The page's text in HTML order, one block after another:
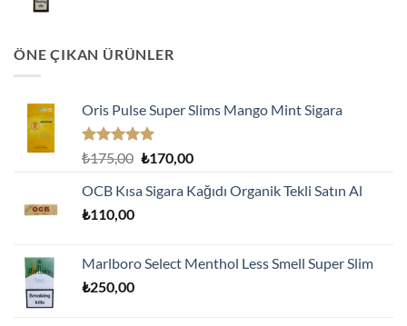
ÖNE ÇIKAN ÜRÜNLER
Oris Pulse Super Slims Mango Mint Sigara
5 üzerinden
oy
aldı
₺175,00 Orijinal
₺175,00.
₺170,00Şu
fiyat:
OCB Kısa Sigara Kağıdı Organik Tekli Satın Al
₺110,00
Marlboro Select Menthol Less Smell Super Slim
₺250,00